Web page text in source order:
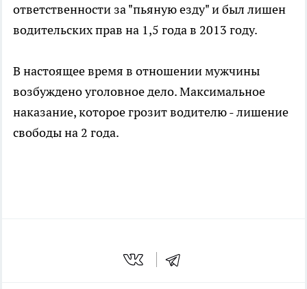
ответственности за "пьяную езду" и был лишен
водительских прав на 1,5 года в 2013 году.
В настоящее время в отношении мужчины
возбуждено уголовное дело. Максимальное
наказание, которое грозит водителю - лишение
свободы на 2 года.